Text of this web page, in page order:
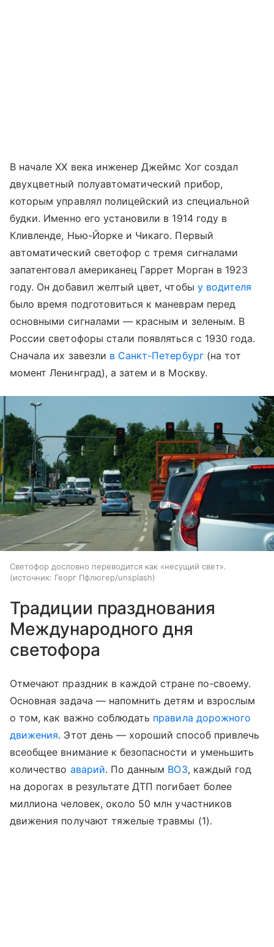
В начале XX века инженер Джеймс Хог создал
двухцветный полуавтоматический прибор,
которым управлял полицейский из специальной
будки. Именно его установили в 1914 году в
Кливленде, Нью-Йорке и Чикаго. Первый
автоматический светофор с тремя сигналами
запатентовал американец Гаррет Морган в 1923
году. Он добавил желтый цвет, чтобы у водителя
было время подготовиться к маневрам перед
основными сигналами — красным и зеленым. В
России светофоры стали появляться с 1930 года.
Сначала их завезли в Санкт-Петербург(на тот
момент Ленинград), а затем и в Москву.
Светофор дословно переводится как «несущий свет».
источник: Георг Пфлюгер/unsplash
Традиции празднования
Международного дня
светофора
Отмечают праздник в каждой стране по-своему.
Основная задача — напомнить детям и взрослым
о том, как важно соблюдать правила дорожного
движения. Этот день — хороший способ привлечь
всеобщее внимание к безопасности и уменьшить
количество аварий. По данным ВОЗ, каждый год
на дорогах в результате ДТП погибает более
миллиона человек, около 50 млн участников
движения получают тяжелые травмы (1).